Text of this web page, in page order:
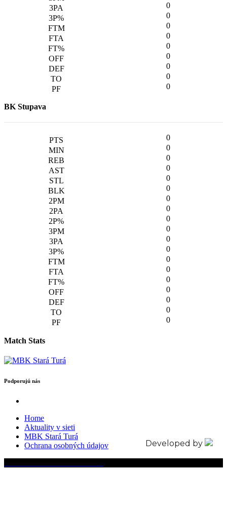
0
0
0
0
0
0
0
0
0
BK Stupava
0
0
0
0
0
0
0
0
0
0
0
0
0
0
0
0
0
0
0
Match Stats
Podporujú nás
Home
Aktuality v sieti
MBK Stará Turá
Ochrana osobných údajov
Developed by